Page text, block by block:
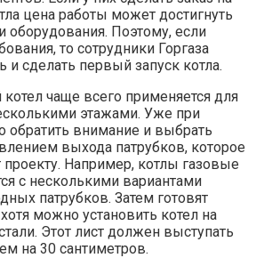
цена работы может достигнуть
оборудования. Поэтому, если
то сотрудники Горгаза
сделать первый запуск котла.
чаще всего применяется для
этажами. Уже при
обратить внимание и выбрать
выхода патрубков, которое
проекту. Например, котлы газовые
с несколькими вариантами
патрубков. Затем готовят
можно установить котел на
Этот лист должен выступать
на 30 сантиметров.